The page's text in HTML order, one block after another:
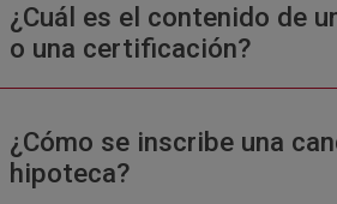
¿Cuál es el contenido de
o una certificación?
¿Cómo se inscribe una
hipoteca?